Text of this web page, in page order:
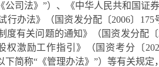
《公司法》 ”） 、《中华人民共和国证券
行办法》（国资发分配 〔2006〕 175
度有关问题的通知》（国资发分配〔
权激励工作指引》（国资考分〔
下简称“《管理办法》 ”） 等有关规定